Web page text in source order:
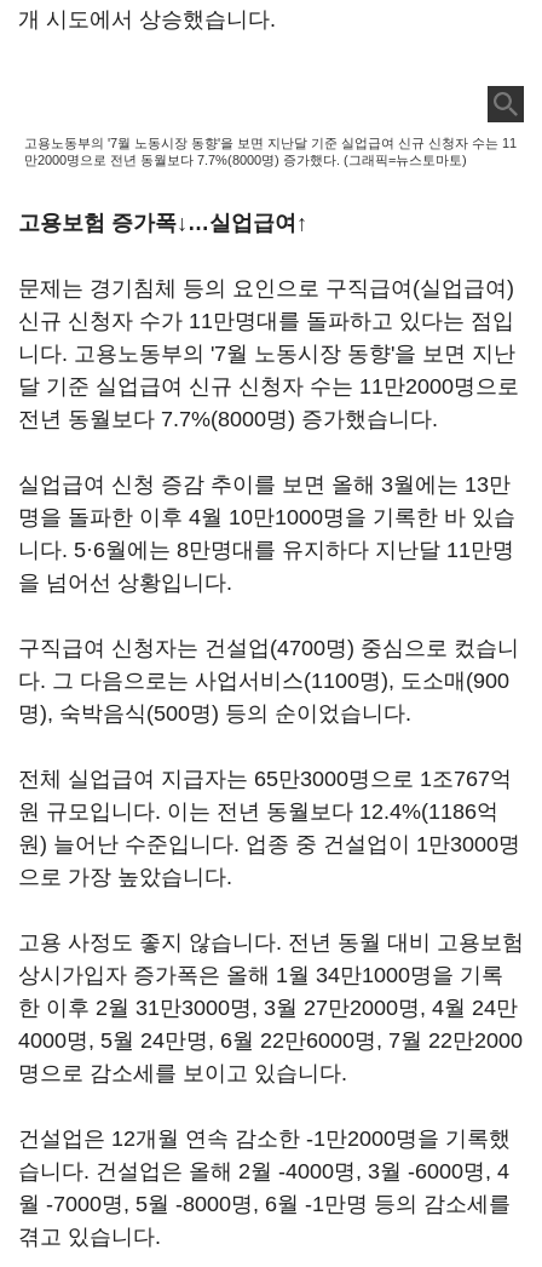
개 시도에서 상승했습니다.
고용노동부의 '7월 노동시장 동향'을 보면 지난달 기준 실업급여 신규 신청자 수는 11
만2000명으로 전년 동월보다 7.7%(8000명) 증가했다. (그래픽=뉴스토마토)
고용보험 증가폭↓…실업급여↑
문제는 경기침체 등의 요인으로 구직급여(실업급여)
신규 신청자 수가 11만명대를 돌파하고 있다는 점입
니다. 고용노동부의 '7월 노동시장 동향'을 보면 지난
달 기준 실업급여 신규 신청자 수는 11만2000명으로
전년 동월보다 7.7%(8000명) 증가했습니다.
실업급여 신청 증감 추이를 보면 올해 3월에는 13만
명을 돌파한 이후 4월 10만1000명을 기록한 바 있습
니다. 5·6월에는 8만명대를 유지하다 지난달 11만명
을 넘어선 상황입니다.
구직급여 신청자는 건설업(4700명) 중심으로 컸습니
다. 그 다음으로는 사업서비스(1100명), 도소매(900
명), 숙박음식(500명) 등의 순이었습니다.
전체 실업급여 지급자는 65만3000명으로 1조767억
원 규모입니다. 이는 전년 동월보다 12.4%(1186억
원) 늘어난 수준입니다. 업종 중 건설업이 1만3000명
으로 가장 높았습니다.
고용 사정도 좋지 않습니다. 전년 동월 대비 고용보험
상시가입자 증가폭은 올해 1월 34만1000명을 기록
한 이후 2월 31만3000명, 3월 27만2000명, 4월 24만
4000명, 5월 24만명, 6월 22만6000명, 7월 22만2000
명으로 감소세를 보이고 있습니다.
건설업은 12개월 연속 감소한 -1만2000명을 기록했
습니다. 건설업은 올해 2월 -4000명, 3월 -6000명, 4
월 -7000명, 5월 -8000명, 6월 -1만명 등의 감소세를
겪고 있습니다.